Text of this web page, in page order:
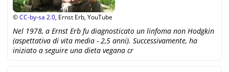
©CC-by-sa 2.0, Ernst Erb, YouTube
Nel 1978, a Ernst Erb fu diagnosticato un linfoma non Hodgkin
(aspettativa di vita media - 2,5 anni). Successivamente, ha
iniziato a seguire una dieta vegana cr